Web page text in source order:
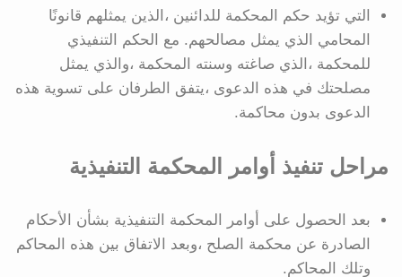
التي تؤيد حكم المحكمة للدائنين ،الذين يمثلهم قانونًا
المحامي الذي يمثل مصالحهم. مع الحكم التنفيذي
للمحكمة ،الذي صاغته وسنته المحكمة ،والذي يمثل
مصلحتك في هذه الدعوى ،يتفق الطرفان على تسوية هذه
الدعوى بدون محاكمة.
مراحل تنفيذ أوامر المحكمة التنفيذية
بعد الحصول على أوامر المحكمة التنفيذية بشأن الأحكام
الصادرة عن محكمة الصلح ،وبعد الاتفاق بين هذه المحاكم
وتلك المحاكم.